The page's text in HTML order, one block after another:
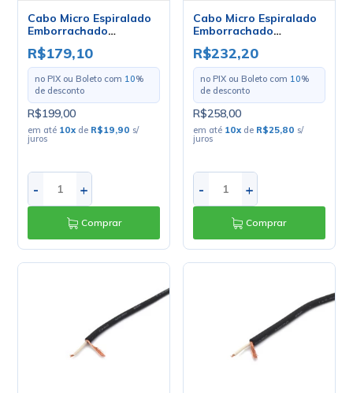
Cabo Micro Espiralado
Emborrachado
1x0.14mm - Mult Cabo -
Rolo Com 100 Metros
R$179,10
no PIX ou Boleto com 10%
de desconto
R$199,00
em até 10x de R$19,90 s/
juros
- +
Comprar
Cabo Micro Espiralado
Emborrachado
1x0.20mm - Mult Cabo -
Rolo Com 100 Metros
R$232,20
no PIX ou Boleto com 10%
de desconto
R$258,00
em até 10x de R$25,80 s/
juros
- +
Comprar